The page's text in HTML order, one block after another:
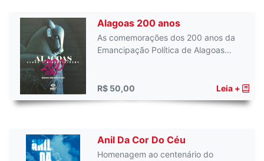
Alagoas 200 anos
As comemorações dos 200 anos da
Emancipação Política de Alagoas…
R$ 50,00 Leia +
Anil Da Cor Do Céu
Homenagem ao centenário do